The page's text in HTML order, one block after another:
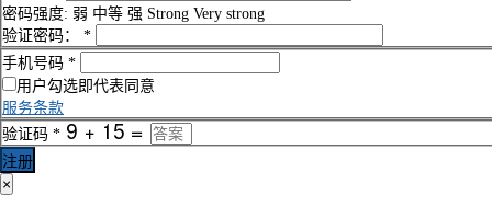
密码强度: 弱 中等 强 Strong Very strong
验证密码：
*
手机号码 *
用户勾选即代表同意
服务条款
验证码 *
注册
×